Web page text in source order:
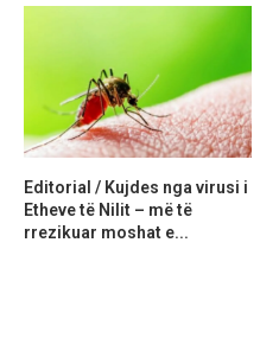
Editorial / Kujdes nga virusi i
Etheve të Nilit – më të
rrezikuar moshat e...